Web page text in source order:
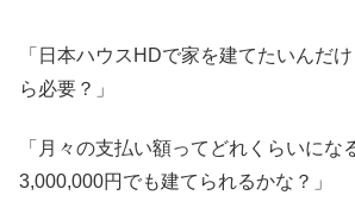
「日本ハウスHDで家を建てたいんだ
ら必要？」
「月々の支払い額ってどれくらいに
3,000,000円でも建てられるかな？」